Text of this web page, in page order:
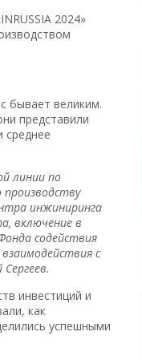
2024»
бывает великим.
представили
среднее
линии по
инжиниринга
включение в
содействия
с
инвестиций и
как
успешными